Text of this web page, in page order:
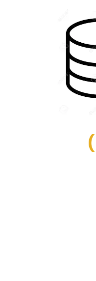
(